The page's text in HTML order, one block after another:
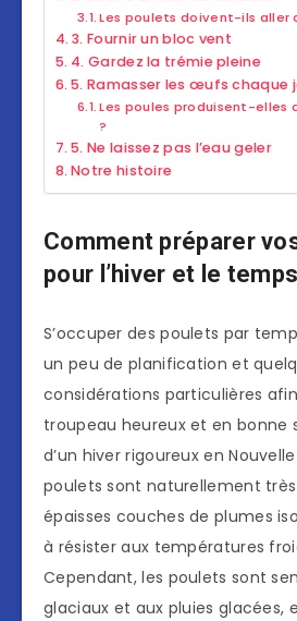
Les poulets doivent-ils aller
3. Fournir un bloc vent
4. Gardez la trémie pleine
5. Ramasser les œufs chaque
Les poules produisent-elles
?
5. Ne laissez pas l’eau geler
Notre histoire
Comment préparer
pour l’hiver et le
S’occuper des poulets par
un peu de planification et
considérations particulières
troupeau heureux et en bonne
d’un hiver rigoureux en
poulets sont naturellement
épaisses couches de plumes
à résister aux températures
Cependant, les poulets sont
glaciaux et aux pluies glacées,